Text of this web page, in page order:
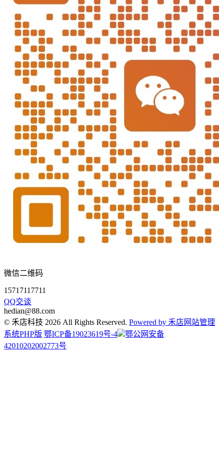
微信二维码
15717117711
QQ交谈
hedian@88.com
© 禾店科技 2026 All Rights Reserved. Powered by 禾店网站管理
系统PHP版 鄂ICP备19023619号-4
鄂公网安备
42010202002773号